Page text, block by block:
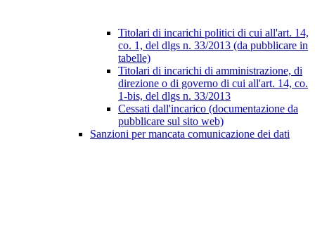
Titolari di incarichi politici di cui all'art. 14,
co. 1, del dlgs n. 33/2013 (da pubblicare in
tabelle)
Titolari di incarichi di amministrazione, di
direzione o di governo di cui all'art. 14, co.
1-bis, del dlgs n. 33/2013
Cessati dall'incarico (documentazione da
pubblicare sul sito web)
Sanzioni per mancata comunicazione dei dati